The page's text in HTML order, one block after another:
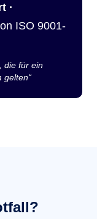
·
ISO 9001-
die für ein
gelten“